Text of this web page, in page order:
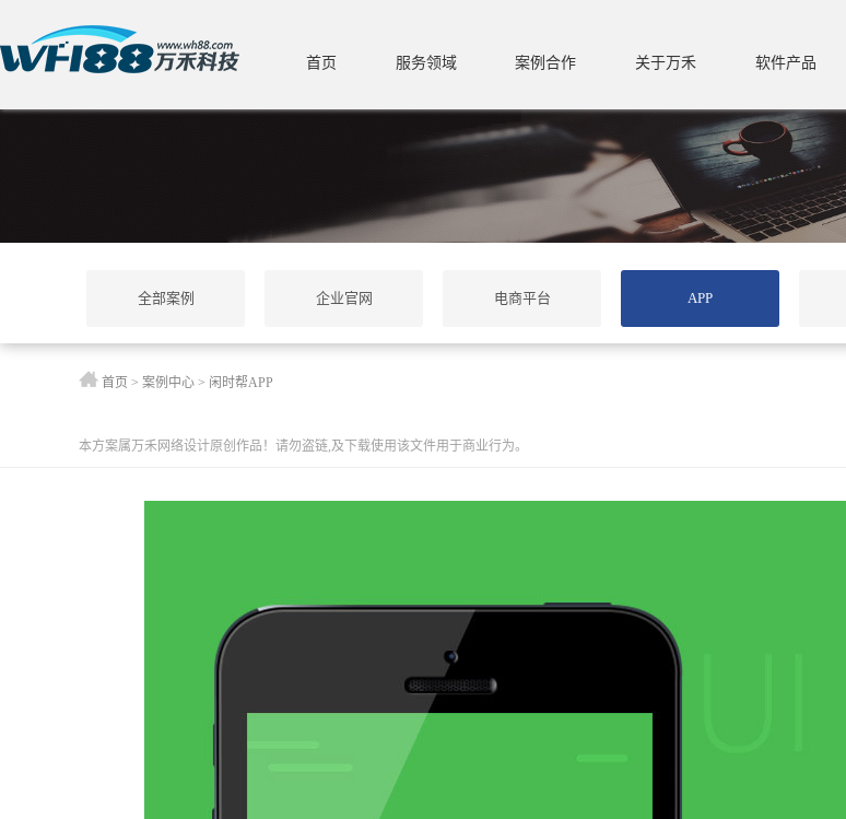
首页 服务领域 案例合作 关于万禾 软件产品
全部案例 企业官网 电商平台 APP
首页 > 案例中心 > 闲时帮APP
本方案属万禾网络设计原创作品！请勿盗链,及下载使用该文件用于商业行为。